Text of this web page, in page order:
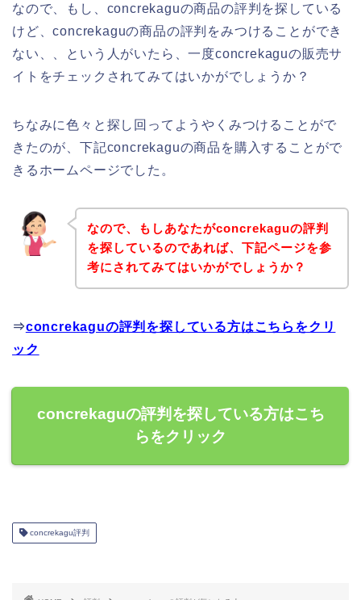
なので、もし、concrekaguの商品の評判を探している
けど、concrekaguの商品の評判をみつけることができ
ない、、という人がいたら、一度concrekaguの販売サ
イトをチェックされてみてはいかがでしょうか？
ちなみに色々と探し回ってようやくみつけることがで
きたのが、下記concrekaguの商品を購入することがで
きるホームページでした。
なので、もしあなたがconcrekaguの評判
を探しているのであれば、下記ページを参
考にされてみてはいかがでしょうか？
⇒concrekaguの評判を探している方はこちらをクリ
ック
concrekaguの評判を探している方はこち
らをクリック
concrekagu評判